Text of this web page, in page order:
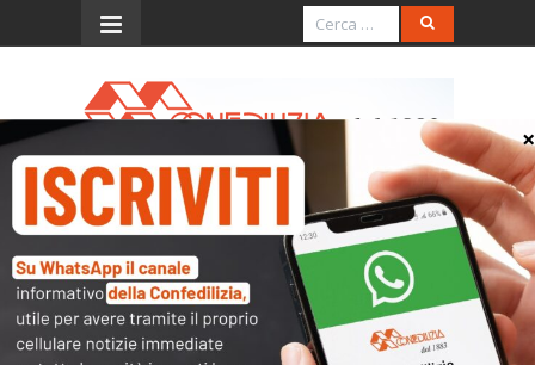
Menu
Affitti commerciali da
liberalizzare